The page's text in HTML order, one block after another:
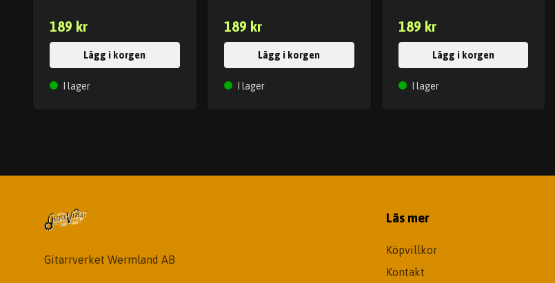
189 kr
Lägg i korgen
I lager
189 kr
Lägg i korgen
I lager
189 kr
Lägg i korgen
I lager
Gitarrverket Wermland AB
Läs mer
Köpvillkor
Kontakt